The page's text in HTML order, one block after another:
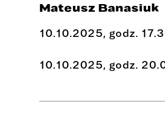
Mateusz Banasiuk
10.10.2025, godz.
10.10.2025, godz.